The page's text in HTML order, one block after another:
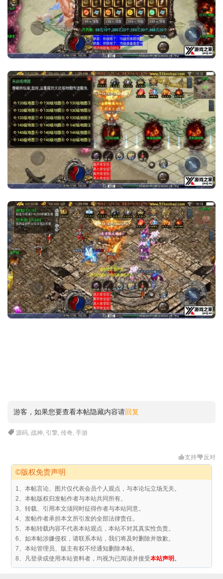
游客，如果您要查看本帖隐藏内容请回复
源码 ,战神 引擎 ,传奇 ,手游
支持 反对
©版权免责声明
1、本帖言论、图片仅代表会员个人观点，与本论坛立场无关。
2、本帖版权归发帖作者与本站共同所有。
3、转载、引用本文须同时征得作者与本站同意。
4、发帖作者承担本文所引发的全部法律责任。
5、本帖转载内容不代表本站观点，本站不对其真实性负责。
6、如本帖涉嫌侵权，请联系本站，我们将及时删除并致歉。
7、本站管理员、版主有权不经通知删除本帖。
8、凡登录或使用本站资料者，均视为已阅读并接受本站声明 。